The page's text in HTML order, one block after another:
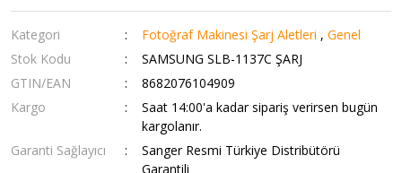
Kategori Fotoğraf Makinesi Şarj Aletleri ,Genel
Stok Kodu
SAMSUNG SLB-1137C ŞARJ
GTIN/EAN
8682076104909
Kargo
Saat 14:00'a kadar sipariş verirsen bugün
kargolanır.
Garanti Sağlayıcı
Sanger Resmi Türkiye Distribütörü
Garantili